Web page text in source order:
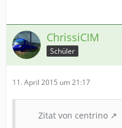
ChrissiCIM
Schüler
11. April 2015 um 21:17
Zitat von centrino